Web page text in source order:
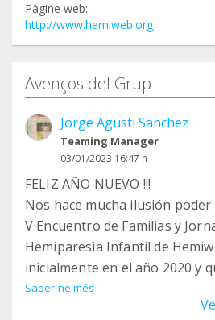
Pàgine web:
http://www.hemiweb.org
Avenços del Grup
Jorge Agusti Sanchez
Teaming Manager
03/01/2023 16:47 h
FELIZ AÑO NUEVO !!!
Nos hace mucha ilusión
V Encuentro de Familias y
Hemiparesia Infantil de
inicialmente en el año 2020 y
Covid) tendrá lugar los días 4 y
2023 en VALENCIA ... y en
Saber-ne més